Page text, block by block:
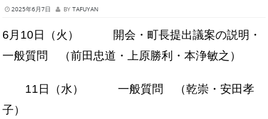
2025年6月7日 BY TAFUYAN
6月10日（火） 開会・町長提出議案の説明・
一般質問 （前田忠道・上原勝利・本浄敏之 ）
11日（水） 一般質問 （乾崇・安田孝
子）